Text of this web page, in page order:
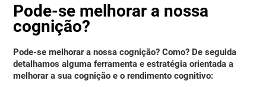
Pode-se melhorar a nossa
cognição?
Pode-se melhorar a nossa cognição? Como? De seguida
detalhamos alguma ferramenta e estratégia orientada a
melhorar a sua cognição e o rendimento cognitivo: